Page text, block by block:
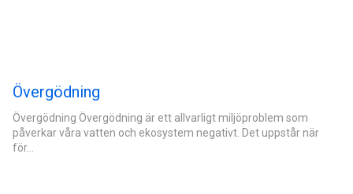
Övergödning
Övergödning Övergödning är ett allvarligt miljöproblem som
påverkar våra vatten och ekosystem negativt. Det uppstår när
för…